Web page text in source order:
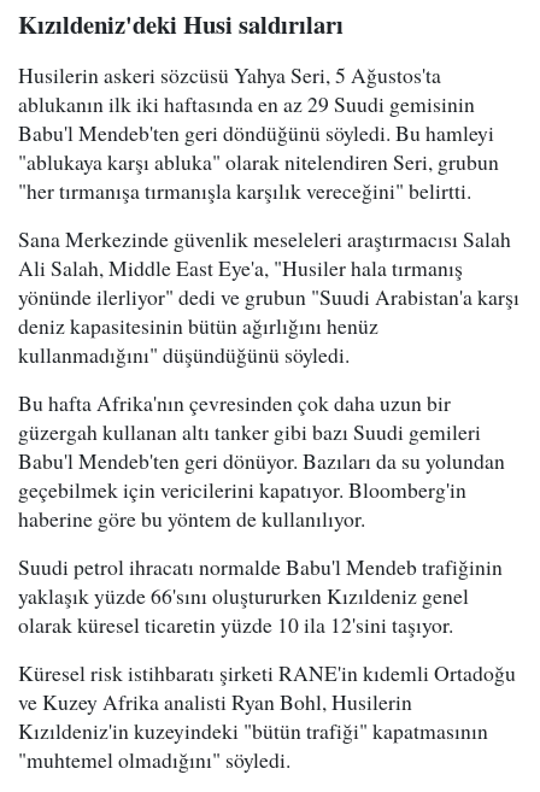
Kızıldeniz'deki Husi saldırıları
Husilerin askeri sözcüsü Yahya Seri, 5 Ağustos'ta
ablukanın ilk iki haftasında en az 29 Suudi gemisinin
Babu'l Mendeb'ten geri döndüğünü söyledi. Bu hamleyi
"ablukaya karşı abluka" olarak nitelendiren Seri, grubun
"her tırmanışa tırmanışla karşılık vereceğini" belirtti.
Sana Merkezinde güvenlik meseleleri araştırmacısı Salah
Ali Salah, Middle East Eye'a, "Husiler hala tırmanış
yönünde ilerliyor" dedi ve grubun "Suudi Arabistan'a karşı
deniz kapasitesinin bütün ağırlığını henüz
kullanmadığını" düşündüğünü söyledi.
Bu hafta Afrika'nın çevresinden çok daha uzun bir
güzergah kullanan altı tanker gibi bazı Suudi gemileri
Babu'l Mendeb'ten geri dönüyor. Bazıları da su yolundan
geçebilmek için vericilerini kapatıyor. Bloomberg'in
haberine göre bu yöntem de kullanılıyor.
Suudi petrol ihracatı normalde Babu'l Mendeb trafiğinin
yaklaşık yüzde 66'sını oluştururken Kızıldeniz genel
olarak küresel ticaretin yüzde 10 ila 12'sini taşıyor.
Küresel risk istihbaratı şirketi RANE'in kıdemli Ortadoğu
ve Kuzey Afrika analisti Ryan Bohl, Husilerin
Kızıldeniz'in kuzeyindeki "bütün trafiği" kapatmasının
"muhtemel olmadığını" söyledi.